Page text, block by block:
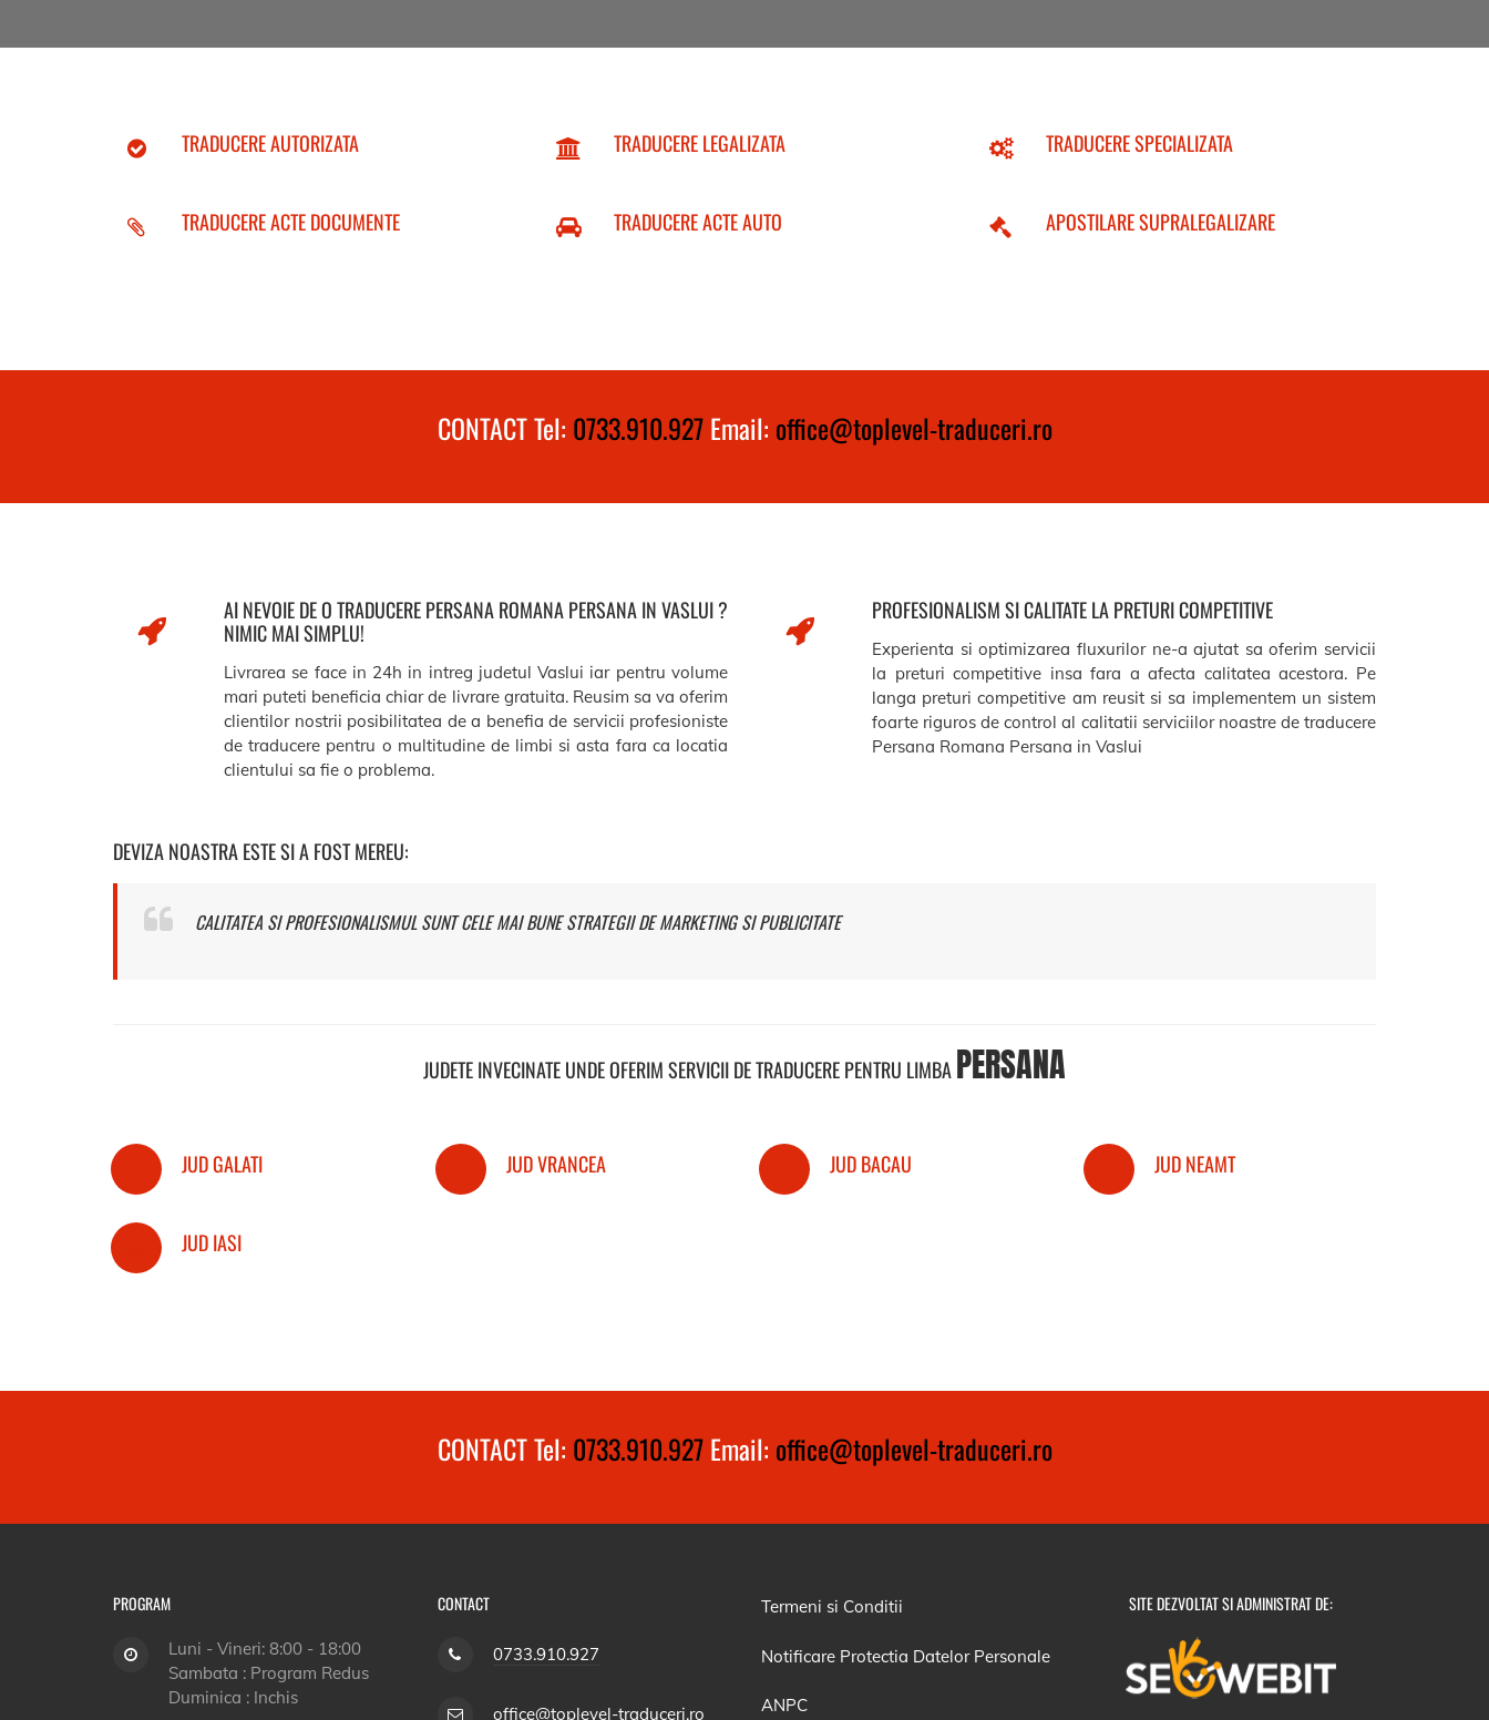
TRADUCERE AUTORIZATA TRADUCERE LEGALIZATA TRADUCERE SPECIALIZATA
TRADUCERE ACTE DOCUMENTE TRADUCERE ACTE AUTO APOSTILARE SUPRALEGALIZARE
CONTACT Tel: 0733.910.927Email: office@toplevel-traduceri.ro
AI NEVOIE DE O TRADUCERE PERSANA ROMANA PERSANA IN VASLUI ?
NIMIC MAI SIMPLU!
Livrarea se face in 24h in intreg judetul Vaslui iar pentru volume
mari puteti beneficia chiar de livrare gratuita. Reusim sa va oferim
clientilor nostrii posibilitatea de a benefia de servicii profesioniste
de traducere pentru o multitudine de limbi si asta fara ca locatia
clientului sa fie o problema.
PROFESIONALISM SI CALITATE LA PRETURI COMPETITIVE
Experienta si optimizarea fluxurilor ne-a ajutat sa oferim servicii
la preturi competitive insa fara a afecta calitatea acestora. Pe
langa preturi competitive am reusit si sa implementem un sistem
foarte riguros de control al calitatii serviciilor noastre de traducere
Persana Romana Persana in Vaslui
DEVIZA NOASTRA ESTE SI A FOST MEREU:
CALITATEA SI PROFESIONALISMUL SUNT CELE MAI BUNE STRATEGII DE MARKETING SI PUBLICITATE
JUDETE INVECINATE UNDE OFERIM SERVICII DE TRADUCERE PENTRU LIMBAPERSANA
JUD GALATI JUD VRANCEA JUD BACAU JUD NEAMT
JUD IASI
CONTACT Tel: 0733.910.927Email: office@toplevel-traduceri.ro
PROGRAM
Luni - Vineri: 8:00 - 18:00
Sambata : Program Redus
Duminica : Inchis
CONTACT
0733.910.927
office@toplevel-traduceri.ro
Termeni si Conditii
Notificare Protectia Datelor Personale
ANPC
SITE DEZVOLTAT SI ADMINISTRAT DE: